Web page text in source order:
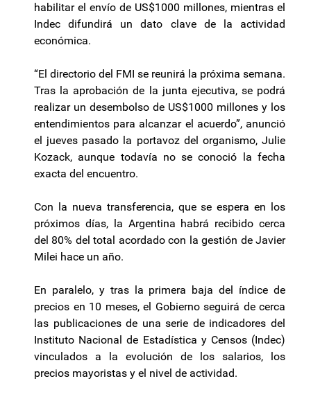
habilitar el envío de US$1000 millones, mientras el
Indec difundirá un dato clave de la actividad
económica.
“El directorio del FMI se reunirá la próxima semana.
Tras la aprobación de la junta ejecutiva, se podrá
realizar un desembolso de US$1000 millones y los
entendimientos para alcanzar el acuerdo”, anunció
el jueves pasado la portavoz del organismo, Julie
Kozack, aunque todavía no se conoció la fecha
exacta del encuentro.
Con la nueva transferencia, que se espera en los
próximos días, la Argentina habrá recibido cerca
del 80% del total acordado con la gestión de Javier
Milei hace un año.
En paralelo, y tras la primera baja del índice de
precios en 10 meses, el Gobierno seguirá de cerca
las publicaciones de una serie de indicadores del
Instituto Nacional de Estadística y Censos (Indec)
vinculados a la evolución de los salarios, los
precios mayoristas y el nivel de actividad.